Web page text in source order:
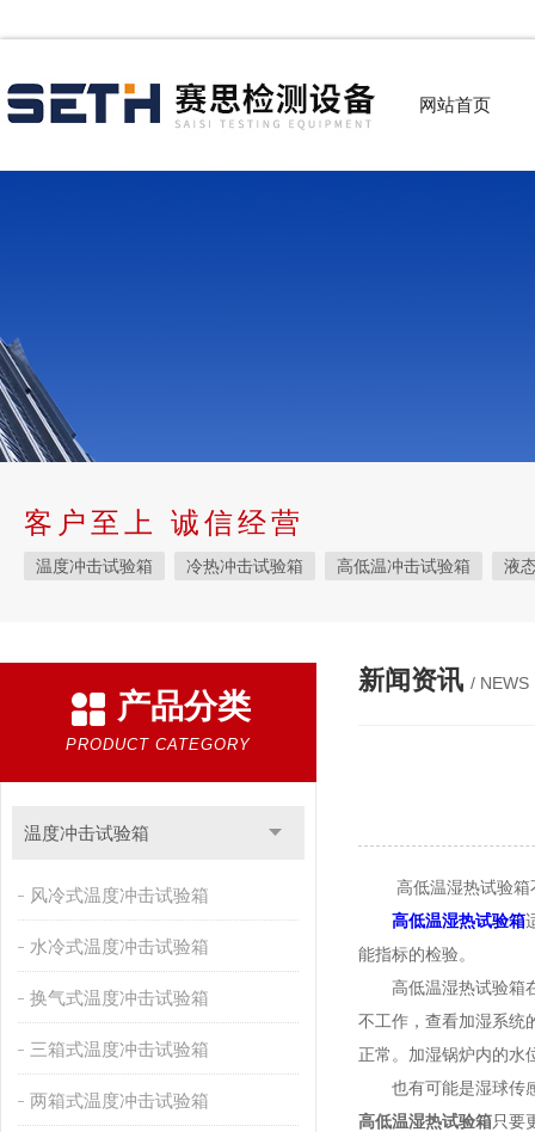
网站首页
客户至上 诚信经营
温度冲击试验箱 冷热冲击试验箱 高低温冲击试验箱 液
霉菌试验箱 应力筛选试验箱 IPX9K淋雨箱 温湿度检定箱
盐雾试验箱 老化试验箱
自然恒温对流试验箱 自动化产线高低温试验箱
新能源专用设备 PCT高压加速老化试验机
绝缘裂化.特性评价系统
产品分类
PRODUCT CATEGORY
温度冲击试验箱
风冷式温度冲击试验箱
水冷式温度冲击试验箱
换气式温度冲击试验箱
三箱式温度冲击试验箱
两箱式温度冲击试验箱
新闻资讯 / NEWS
高低温湿热试验箱
高低温湿热试验箱
能指标的检验。
高低温湿热试验箱在
不工作，查看加湿系统
正常。加湿锅炉内的水
也有可能是湿球传感
高低温湿热试验箱只要